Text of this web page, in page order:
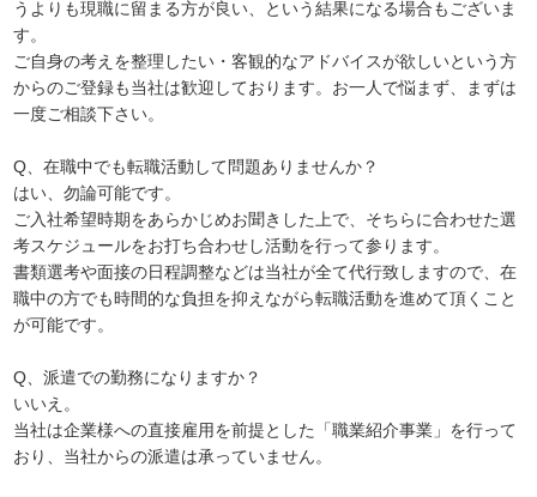
うよりも現職に留まる方が良い、という結果になる場合もございま
す。
ご自身の考えを整理したい・客観的なアドバイスが欲しいという方
からのご登録も当社は歓迎しております。お一人で悩まず、まずは
一度ご相談下さい。
Q、在職中でも転職活動して問題ありませんか？
はい、勿論可能です。
ご入社希望時期をあらかじめお聞きした上で、そちらに合わせた選
考スケジュールをお打ち合わせし活動を行って参ります。
書類選考や面接の日程調整などは当社が全て代行致しますので、在
職中の方でも時間的な負担を抑えながら転職活動を進めて頂くこと
が可能です。
Q、派遣での勤務になりますか？
いいえ。
当社は企業様への直接雇用を前提とした「職業紹介事業」を行って
おり、当社からの派遣は承っていません。